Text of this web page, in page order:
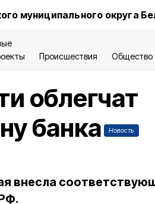
муниципального округа
Происшествия Общество
облегчат
банка
Новость
внесла